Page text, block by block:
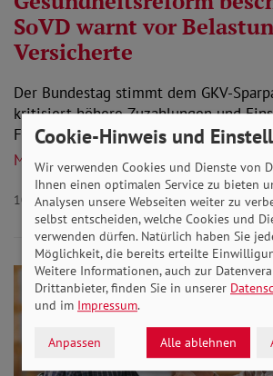
SoVD warnt vor
Versicherte
Der Bundestag stimmt dem GKV-
kritisiert höhere Zuzahlungen und
Familienversicherung.
Mehr lesen
10.07.2026Aktuelles Gesundheit
Cookie-Hinweis und
Wir verwenden Cookies und Dienste von
Ihnen einen optimalen Service zu bieten
Analysen unsere Webseiten weiter zu
selbst entscheiden, welche Cookies und
verwenden dürfen. Natürlich haben Sie
Möglichkeit, die bereits erteilte
Weitere Informationen, auch zur
Drittanbieter, finden Sie in unserer
und im Impressum.
Anpassen Alle ablehnen